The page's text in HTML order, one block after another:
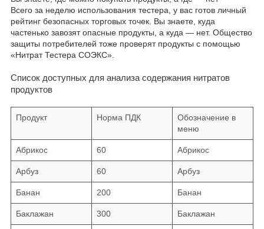
Всего за неделю использования тестера, у вас готов личный
рейтинг безопасных торговых точек. Вы знаете, куда
частенько завозят опасные продукты, а куда — нет. Общество
защиты потребителей тоже проверят продукты с помощью
«Нитрат Тестера СОЭКС».
Список доступных для анализа содержания нитратов
продуктов
Продукт Норма ПДК
Обозначение в
меню
Абрикос 60 Абрикос
Арбуз 60 Арбуз
Банан 200 Банан
Баклажан 300 Баклажан